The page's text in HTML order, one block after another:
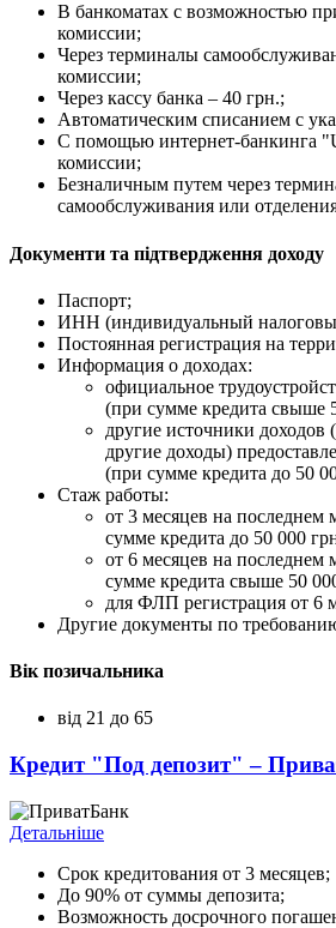
В банкоматах с возможностью
комиссии;
Через терминалы
комиссии;
Через кассу банка – 40 грн.;
Автоматическим списанием с
С помощью интернет-банкинга
комиссии;
Безналичным путем через
самообслуживания или
Документи та підтвердження доходу
Паспорт;
ИНН (индивидуальный
Постоянная регистрация на
Информация о доходах:
официальное
(при сумме кредита свыше
другие источники доходов
другие доходы)
(при сумме кредита до 50
Стаж работы:
от 3 месяцев на последнем
сумме кредита до 50 000
от 6 месяцев на последнем
сумме кредита свыше 50
для ФЛП регистрация от 6
Другие документы по
Вік позичальника
від 21 до 65
Кредит "Под депозит" –
Детальніше
Срок кредитования от 3 месяцев;
До 90% от суммы депозита;
Возможность досрочного